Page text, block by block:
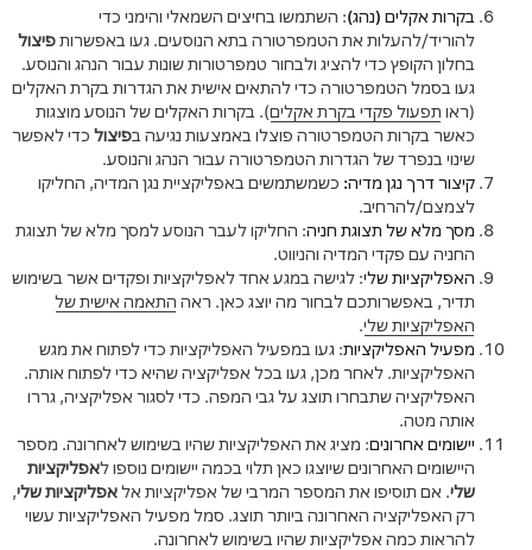
בקרות אקלים (נהג): השתמשו בחיצים השמאלי והימני כדי
להוריד/להעלות את הטמפרטורה בתא הנוסעים. געו באפשרותפיצול
בחלון הקופץ כדי להציג ולבחור טמפרטורות שונות עבור הנהג והנוסע.
געו בסמל הטמפרטורה כדי להתאים אישית את הגדרות בקרת האקלים
(ראותפעול פקדי בקרת אקלים).בקרות האקלים של הנוסע מוצגות
כאשר בקרות הטמפרטורה פוצלו באמצעות נגיעה בפיצולכדי לאפשר
שינוי בנפרד של הגדרות הטמפרטורה עבור הנהג והנוסע.
קיצור דרך נגן מדיה:כשמשתמשים באפליקציית נגן המדיה, החליקו
לצמצם/להרחיב.
מסך מלא של תצוגת חניה: החליקו לעבר הנוסע למסך מלא של תצוגת
החניה עם פקדי המדיה והניווט.
האפליקציות שלי: לגישה במגע אחד לאפליקציות ופקדים אשר בשימוש
תדיר, באפשרותכם לבחור מה יוצג כאן. ראההתאמה אישית של
האפליקציות שלי.
מפעיל האפליקציות: געו במפעיל האפליקציות כדי לפתוח את מגש
האפליקציות. לאחר מכן, געו בכל אפליקציה שהיא כדי לפתוח אותה.
האפליקציה שתבחרו תוצג על גבי המפה. כדי לסגור אפליקציה, גררו
אותה מטה.
יישומים אחרונים: מציג את האפליקציות שהיו בשימוש לאחרונה. מספר
היישומים האחרונים שיוצגו כאן תלוי בכמה יישומים נוספו לאפליקציות
. אם תוסיפו את המספר המרבי של אפליקציות אלאפליקציות שלי,
רק האפליקציה האחרונה ביותר תוצג. סמל מפעיל האפליקציות עשוי
להראות כמה אפליקציות שהיו בשימוש לאחרונה.